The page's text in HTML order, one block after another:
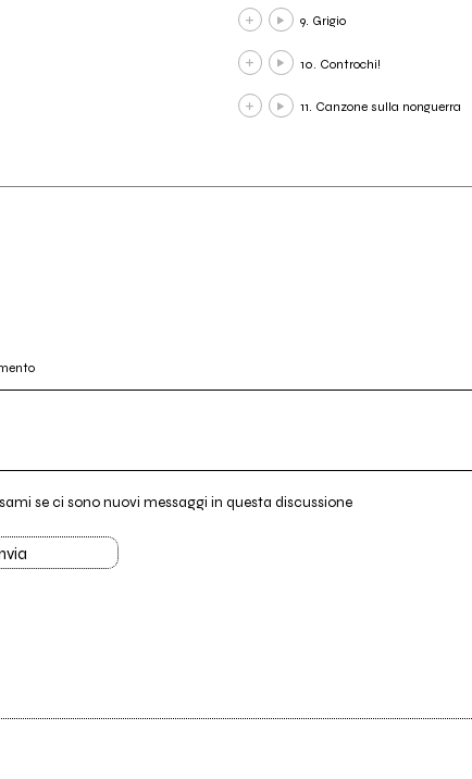
9. Grigio
10. Controchi!
11. Canzone sulla nonguerra
se ci sono nuovi messaggi in questa discussione